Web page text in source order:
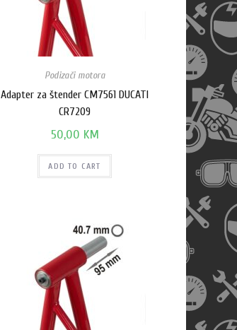
Podizači motora
Adapter za štender CM7561 DUCATI
CR7209
50,00 KM
ADD TO CART